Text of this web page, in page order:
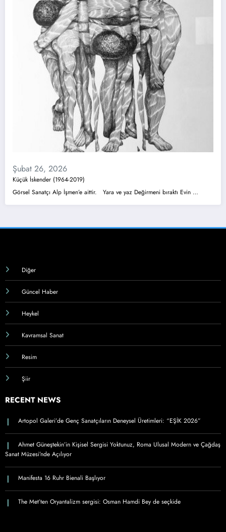
Şubat 26, 2026
Küçük İskender (1964-2019)
Görsel Sanatçı Alp İşmen’e aittir. Yara ve yaz Değirmeni bıraktı Evin …
Diğer
Güncel Haber
Heykel
Kavramsal Sanat
Resim
Şiir
RECENT NEWS
Artopol Galeri’de Genç Sanatçıların Deneysel Üretimleri: “EŞİK 2026”
Ahmet Güneştekin’in Kişisel Sergisi Yoktunuz, Roma Ulusal Modern ve Çağdaş
Sanat Müzesi’nde Açılıyor
Manifesta 16 Ruhr Bienali Başlıyor
The Met’ten Oryantalizm sergisi: Osman Hamdi Bey de seçkide